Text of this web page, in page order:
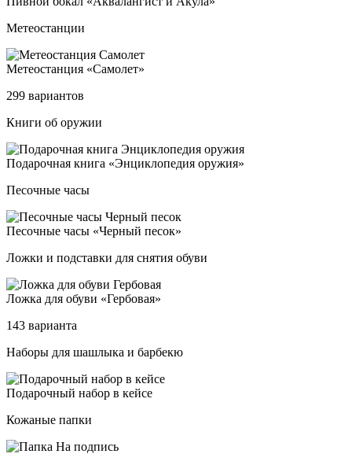
Метеостанции
Мете­ос­тан­ция «Само­лет»
299 вариантов
Книги об оружии
Пода­роч­ная кни­га «Энцик­ло­пе­дия ору­жия»
Песочные часы
Песоч­ные ча­сы «Чер­ный пе­сок»
Ложки и подставки для снятия обуви
Лож­ка для обу­ви «Гер­бо­вая»
143 варианта
Наборы для шашлыка и барбекю
Пода­роч­ный на­бор в кей­се
Кожаные папки